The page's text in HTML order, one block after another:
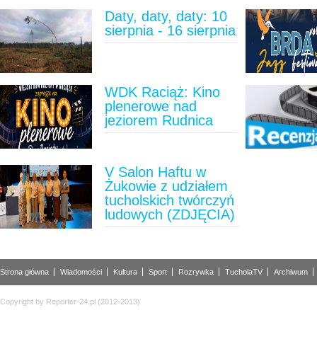
Daty, daty, daty: 10
sierpnia - 16 sierpnia
WDK Raciąż: Kino
plenerowe nad
jeziorem Rudnica
V Salon Haftu w
Żukowie z udziałem
tucholskich twórczyń
ludowych (ZDJĘCIA)
Strona główna Wiadomości Kultura Sport Rozrywka TucholaTV Archiwum
Copyright by Reporter-24.pl (2012-2013)